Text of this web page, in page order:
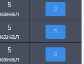
5
канал
5
канал
5
канал